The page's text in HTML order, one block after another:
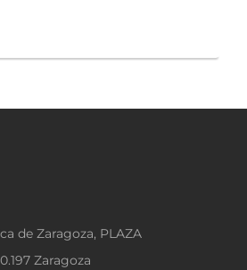
de Zaragoza, PLAZA
Zaragoza